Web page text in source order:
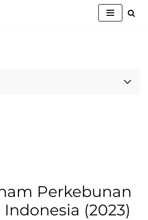
Perkebunan
(2023)